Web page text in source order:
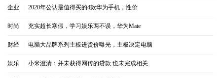
企业 2020年公认最值得买的4款华为手机，性价
时尚 充实超长寒假，学习娱乐两不误，华为Mate
财经 电脑大品牌系列主板进货价曝光，主板决定电脑
娱乐 小米澄清：并未获得网传的贷款 也未完成相关